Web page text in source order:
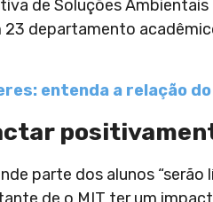
de Soluções Ambientais
departamento
entenda a relação
parte dos alunos “serão